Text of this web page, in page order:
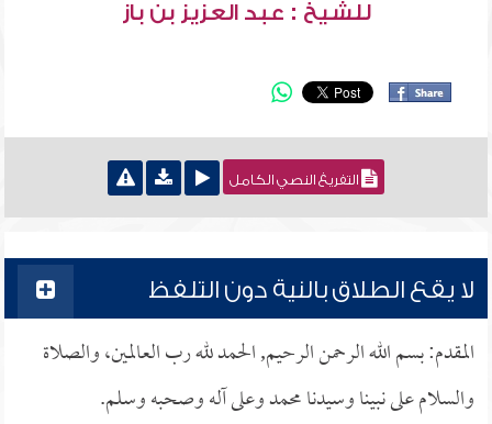
للشيخ : عبد العزيز بن باز
التفريغ النصي الكامل
لا يقع الطلاق بالنية دون التلفظ
المقدم: بسم الله الرحمن الرحيم, الحمد لله رب العالمين، والصلاة
والسلام على نبينا وسيدنا محمد وعلى آله وصحبه وسلم.